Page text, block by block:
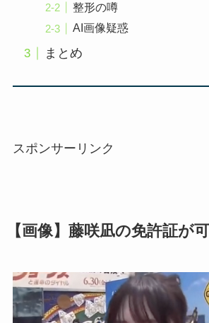
整形の噂
AI画像疑惑
まとめ
スポンサーリンク
【画像】藤咲凪の免許証が